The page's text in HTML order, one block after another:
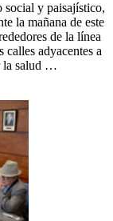
social y paisajístico,
la mañana de este
de la línea
calles adyacentes a
la salud …